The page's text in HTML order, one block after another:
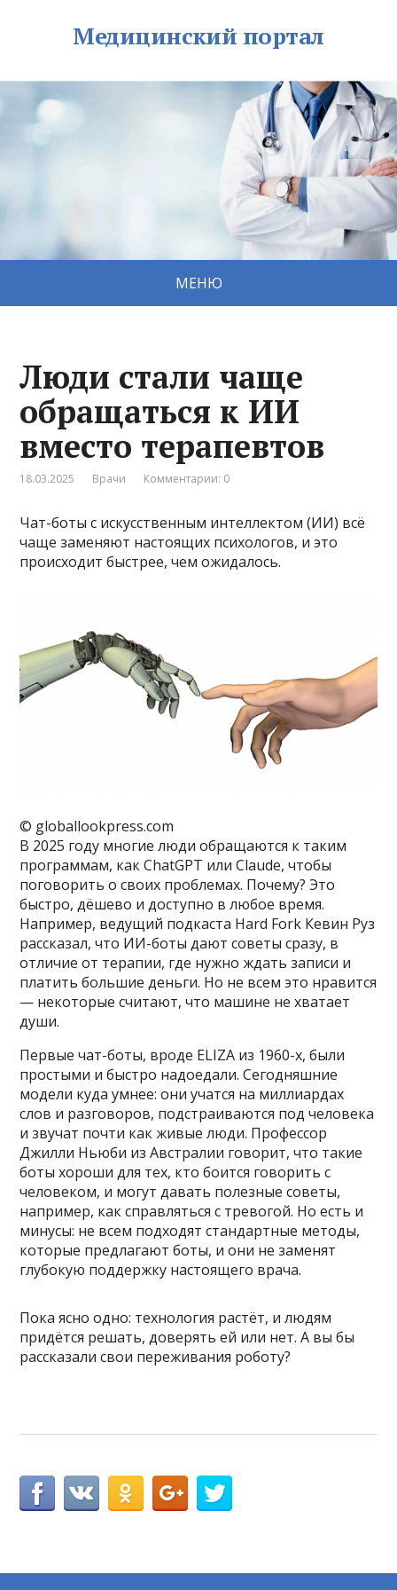
Медицинский портал
МЕНЮ
Люди стали чаще
обращаться к ИИ
вместо терапевтов
18.03.2025 Врачи Комментарии: 0
Чат-боты с искусственным интеллектом (ИИ) всё
чаще заменяют настоящих психологов, и это
происходит быстрее, чем ожидалось.
© globallookpress.com
В 2025 году многие люди обращаются к таким
программам, как ChatGPT или Claude, чтобы
поговорить о своих проблемах. Почему? Это
быстро, дёшево и доступно в любое время.
Например, ведущий подкаста Hard Fork Кевин Руз
рассказал, что ИИ-боты дают советы сразу, в
отличие от терапии, где нужно ждать записи и
платить большие деньги. Но не всем это нравится
— некоторые считают, что машине не хватает
души.
Первые чат-боты, вроде ELIZA из 1960-х, были
простыми и быстро надоедали. Сегодняшние
модели куда умнее: они учатся на миллиардах
слов и разговоров, подстраиваются под человека
и звучат почти как живые люди. Профессор
Джилли Ньюби из Австралии говорит, что такие
боты хороши для тех, кто боится говорить с
человеком, и могут давать полезные советы,
например, как справляться с тревогой. Но есть и
минусы: не всем подходят стандартные методы,
которые предлагают боты, и они не заменят
глубокую поддержку настоящего врача.
Пока ясно одно: технология растёт, и людям
придётся решать, доверять ей или нет. А вы бы
рассказали свои переживания роботу?